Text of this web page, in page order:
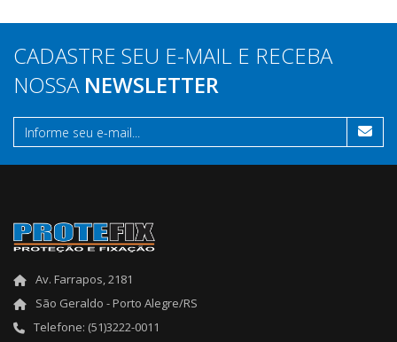
CADASTRE SEU E-MAIL E RECEBA
NOSSA NEWSLETTER
Av. Farrapos, 2181
São Geraldo - Porto Alegre/RS
Telefone: (51)3222-0011